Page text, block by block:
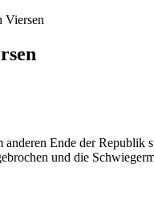
Viersen
Ende der
und die